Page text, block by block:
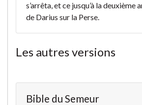
s’arrêta, et ce jusqu’à la deuxième
de Darius sur la Perse.
Les autres versions
Bible du Semeur